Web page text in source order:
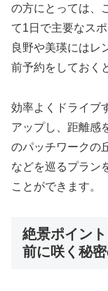
の方にとっては、
て1日で主要なス
良野や美瑛にはレ
前予約をしておく
効率よくドライブ
アップし、距離感
のパッチワークの
などを巡るプラン
ことができます。
絶景ポイン
前に咲く秘